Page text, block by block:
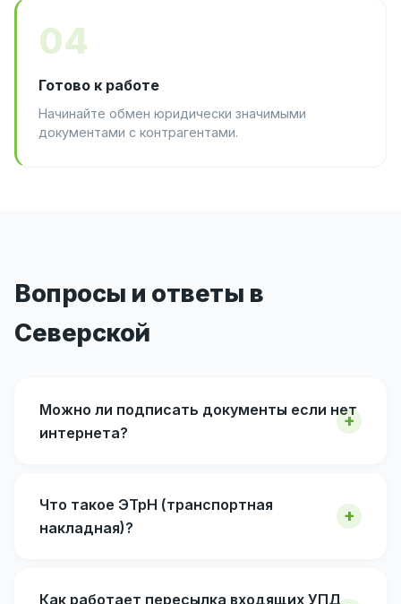
04
Готово к работе
Начинайте обмен юридически значимыми
документами с контрагентами.
Вопросы и ответы в
Северской
Можно ли подписать документы если нет
интернета?
Что такое ЭТрН (транспортная
накладная)?
Как работает пересылка входящих УПД